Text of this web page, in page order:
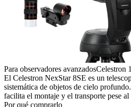
Para observadores avanzadosCelestron
El Celestron NexStar 8SE es un
sistemática de objetos de cielo
facilita el montaje y el transporte pese
Por qué comprarlo